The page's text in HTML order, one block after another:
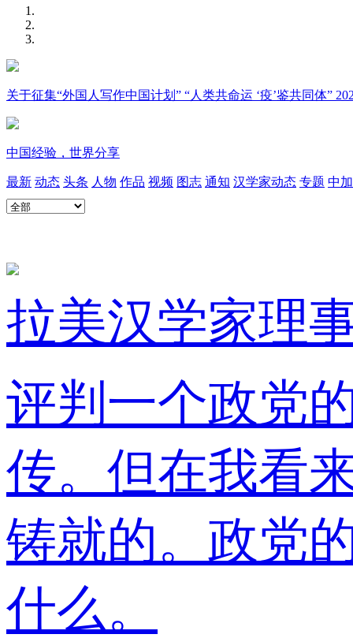
关于征集“外国人写作中国计划” “人类共命运 ‘疫’鉴共同体”
中国经验，世界分享
最新 动态 头条 人物 作品 视频 图志 通知 汉学家动态 专题 中
拉美汉学家理
评判一个政党
传。但在我看
铸就的。政党
什么。